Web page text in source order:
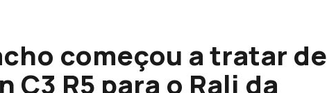
começou a tratar de
R5 para o Rali da